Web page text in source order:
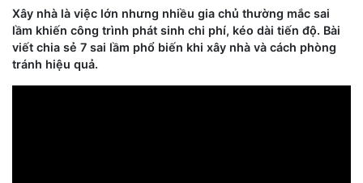
Xây nhà là việc lớn nhưng nhiều gia chủ thường mắc sai
lầm khiến công trình phát sinh chi phí, kéo dài tiến độ. Bài
viết chia sẻ 7 sai lầm phổ biến khi xây nhà và cách phòng
tránh hiệu quả.